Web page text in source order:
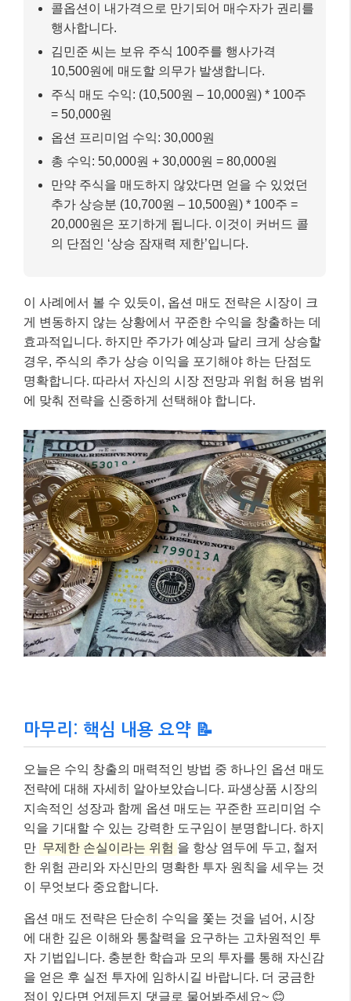
콜옵션이 내가격으로 만기되어 매수자가 권리를
행사합니다.
김민준 씨는 보유 주식 100주를 행사가격
10,500원에 매도할 의무가 발생합니다.
주식 매도 수익: (10,500원 – 10,000원) * 100주
= 50,000원
옵션 프리미엄 수익: 30,000원
총 수익: 50,000원 + 30,000원 = 80,000원
만약 주식을 매도하지 않았다면 얻을 수 있었던
추가 상승분 (10,700원 – 10,500원) * 100주 =
20,000원은 포기하게 됩니다. 이것이 커버드 콜
의 단점인 ‘상승 잠재력 제한’입니다.
이 사례에서 볼 수 있듯이, 옵션 매도 전략은 시장이 크
게 변동하지 않는 상황에서 꾸준한 수익을 창출하는 데
효과적입니다. 하지만 주가가 예상과 달리 크게 상승할
경우, 주식의 추가 상승 이익을 포기해야 하는 단점도
명확합니다. 따라서 자신의 시장 전망과 위험 허용 범위
에 맞춰 전략을 신중하게 선택해야 합니다.
마무리: 핵심 내용 요약 📝
오늘은 수익 창출의 매력적인 방법 중 하나인 옵션 매도
전략에 대해 자세히 알아보았습니다. 파생상품 시장의
지속적인 성장과 함께 옵션 매도는 꾸준한 프리미엄 수
익을 기대할 수 있는 강력한 도구임이 분명합니다. 하지
만 무제한 손실이라는 위험 을 항상 염두에 두고, 철저
한 위험 관리와 자신만의 명확한 투자 원칙을 세우는 것
이 무엇보다 중요합니다.
옵션 매도 전략은 단순히 수익을 쫓는 것을 넘어, 시장
에 대한 깊은 이해와 통찰력을 요구하는 고차원적인 투
자 기법입니다. 충분한 학습과 모의 투자를 통해 자신감
을 얻은 후 실전 투자에 임하시길 바랍니다. 더 궁금한
점이 있다면 언제든지 댓글로 물어봐주세요~ 😊